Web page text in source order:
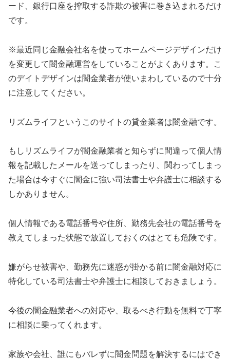
ード、銀行口座を搾取する詐欺の被害に巻き込まれるだけ
です。
※最近同じ金融会社名を使ってホームページデザインだけ
を変更して闇金融運営をしていることがよくあります。こ
のデイトデザインは闇金業者が使いまわしているので十分
に注意してください。
リズムライフ というこのサイトの貸金業者は闇金融です。
もし リズムライフが闇金融業者と知らずに間違って個人情
報を記載したメールを送ってしまったり、関わってしまっ
た場合は今すぐに闇金に強い司法書士や弁護士に相談する
しかありません。
個人情報である電話番号や住所、勤務先会社の電話番号を
教えてしまった状態で放置しておくのはとても危険です。
嫌がらせ被害や、勤務先に迷惑が掛かる前に闇金融対応に
特化している司法書士や弁護士に相談しておきましょう。
今後の闇金融業者への対応や、取るべき行動を無料で丁寧
に相談に乗ってくれます。
家族や会社、誰にもバレずに闇金問題を解決するにはでき